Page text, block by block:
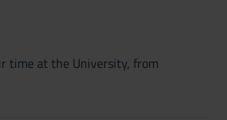
time at the University, from